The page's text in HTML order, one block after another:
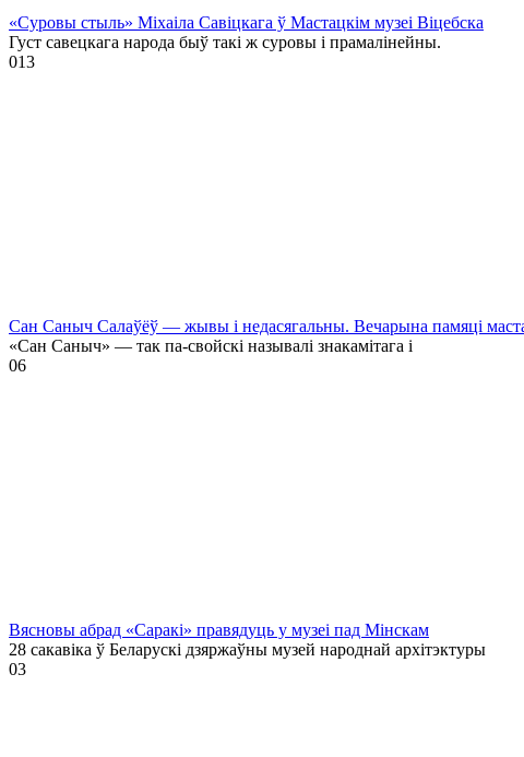
«Суровы стыль» Міхаіла Савіцкага ў Мастацкім музеі Віцебска
Густ савецкага народа быў такі ж суровы і прамалінейны.
013
Сан Саныч Салаўёў — жывы і недасягальны. Вечарына памяці
«Сан Саныч» — так па-свойскі называлі знакамітага і
06
Вясновы абрад «Саракі» правядуць у музеі пад Мінскам
28 сакавіка ў Беларускі дзяржаўны музей народнай архітэктуры
03